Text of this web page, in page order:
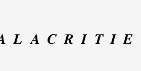
L A C R I T I E